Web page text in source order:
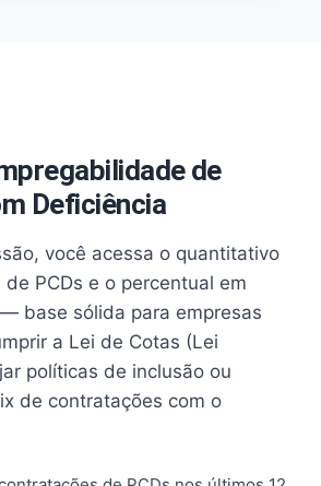
de
Deficiência
você acessa o quantitativo
PCDs e o percentual em
base sólida para empresas
a Lei de Cotas (Lei
políticas de inclusão ou
de contratações com o